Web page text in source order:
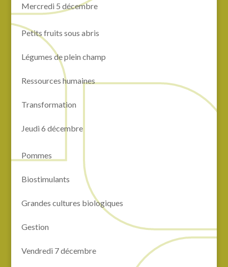
Mercredi 5 décembre
Petits fruits sous abris
Légumes de plein champ
Ressources humaines
Transformation
Jeudi 6 décembre
Pommes
Biostimulants
Grandes cultures biologiques
Gestion
Vendredi 7 décembre